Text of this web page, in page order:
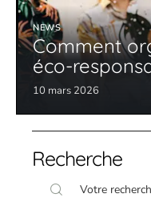
NEWS
Comment
éco-
10 mars 2026
Recherche